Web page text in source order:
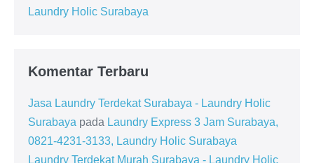
Laundry Holic Surabaya
Komentar Terbaru
Jasa Laundry Terdekat Surabaya - Laundry Holic
Surabaya pada Laundry Express 3 Jam Surabaya,
0821-4231-3133, Laundry Holic Surabaya
Laundry Terdekat Murah Surabaya - Laundry Holic